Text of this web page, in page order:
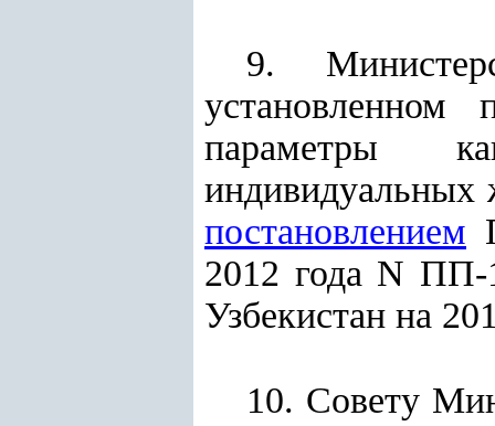
9.
установленном
параметры
индивидуальных
постановлением
2012 года N ПП-
Узбекистан на
10. Совету